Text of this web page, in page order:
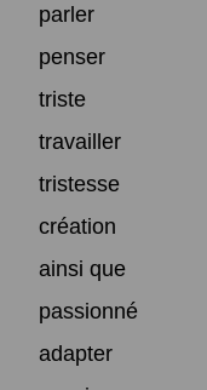
parler
penser
triste
travailler
tristesse
création
ainsi que
passionné
adapter